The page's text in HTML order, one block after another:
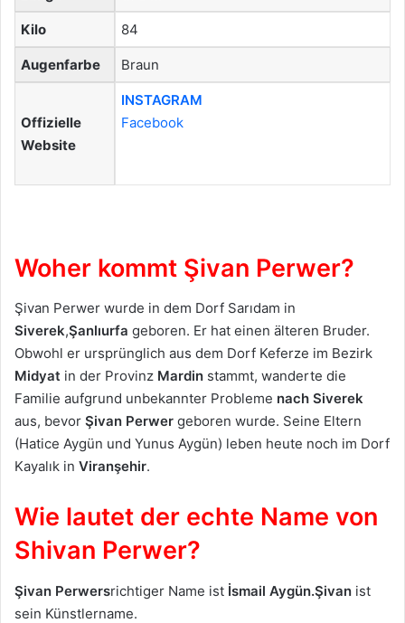
Kilo 84
Augenfarbe Braun
Offizielle
Website
INSTAGRAM
Facebook
Woher kommt Şivan Perwer?
Şivan Perwer wurde in dem Dorf Sarıdam in
Siverek,Şanlıurfa geboren. Er hat einen älteren Bruder.
Obwohl er ursprünglich aus dem Dorf Keferze im Bezirk
Midyat in der Provinz Mardin stammt, wanderte die
Familie aufgrund unbekannter Probleme nach Siverek
aus, bevor Şivan Perwer geboren wurde. Seine Eltern
(Hatice Aygün und Yunus Aygün) leben heute noch im Dorf
Kayalık in Viranşehir.
Wie lautet der echte Name von
Shivan Perwer?
Şivan Perwersrichtiger Name ist İsmail Aygün.Şivan ist
sein Künstlername.